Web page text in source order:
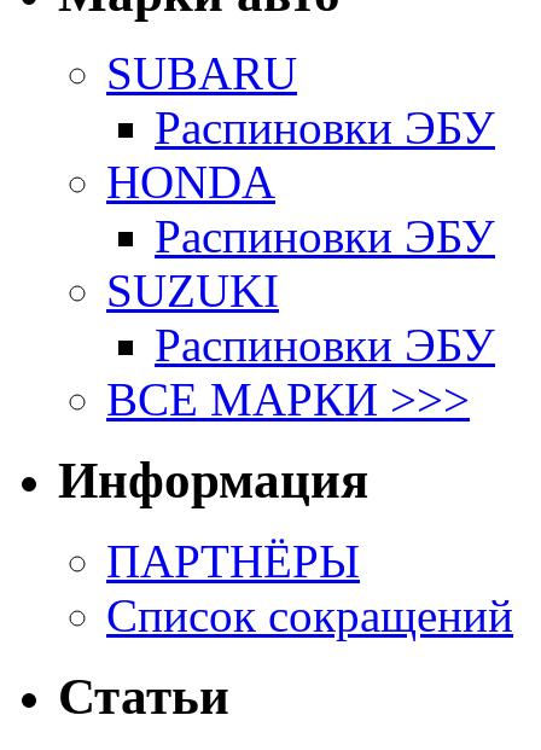
SUBARU
Распиновки ЭБУ
HONDA
Распиновки ЭБУ
SUZUKI
Распиновки ЭБУ
ВСЕ МАРКИ >>>
Информация
ПАРТНЁРЫ
Список сокращений
Статьи